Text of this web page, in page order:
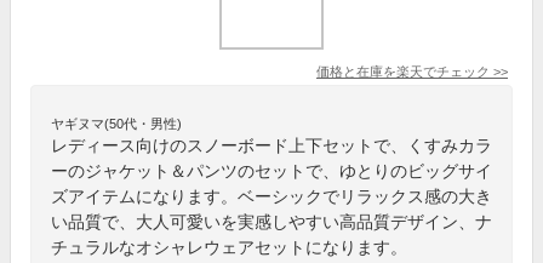
価格と在庫を楽天でチェック >>
ヤギヌマ(50代・男性)
レディース向けのスノーボード上下セットで、くすみカラ
ーのジャケット＆パンツのセットで、ゆとりのビッグサイ
ズアイテムになります。ベーシックでリラックス感の大き
い品質で、大人可愛いを実感しやすい高品質デザイン、ナ
チュラルなオシャレウェアセットになります。